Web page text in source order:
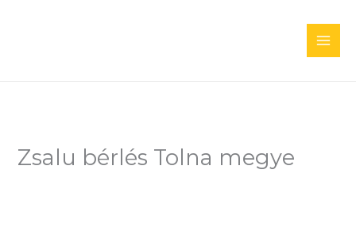
Zsalu bérlés Tolna megye